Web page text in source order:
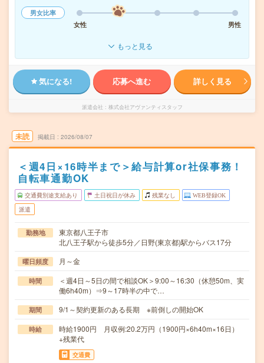
男女比率
女性
男性
もっと見る
気になる! 応募へ進む 詳しく見る
派遣会社 株式会社アヴァンティスタッフ
未読 掲載日 2026/08/07
＜週4日×16時半まで＞給与計算or社保事務！
自転車通勤OK
交通費別途支給あり 土日祝日が休み 残業なし WEB登録OK
派遣
勤務地
東京都八王子市
北八王子駅から徒歩5分／日野(東京都)駅からバス17分
曜日頻度 月～金
時間
＜週4日～5日の間で相談OK＞9:00～16:30（休憩50m、実
働6h40m）⇒9～17時半の中で…
期間 9/1～契約更新のある長期 ※前倒しの開始OK
時給
時給1900円 月収例:20.2万円（1900円×6h40m×16日）
+残業代
交通費